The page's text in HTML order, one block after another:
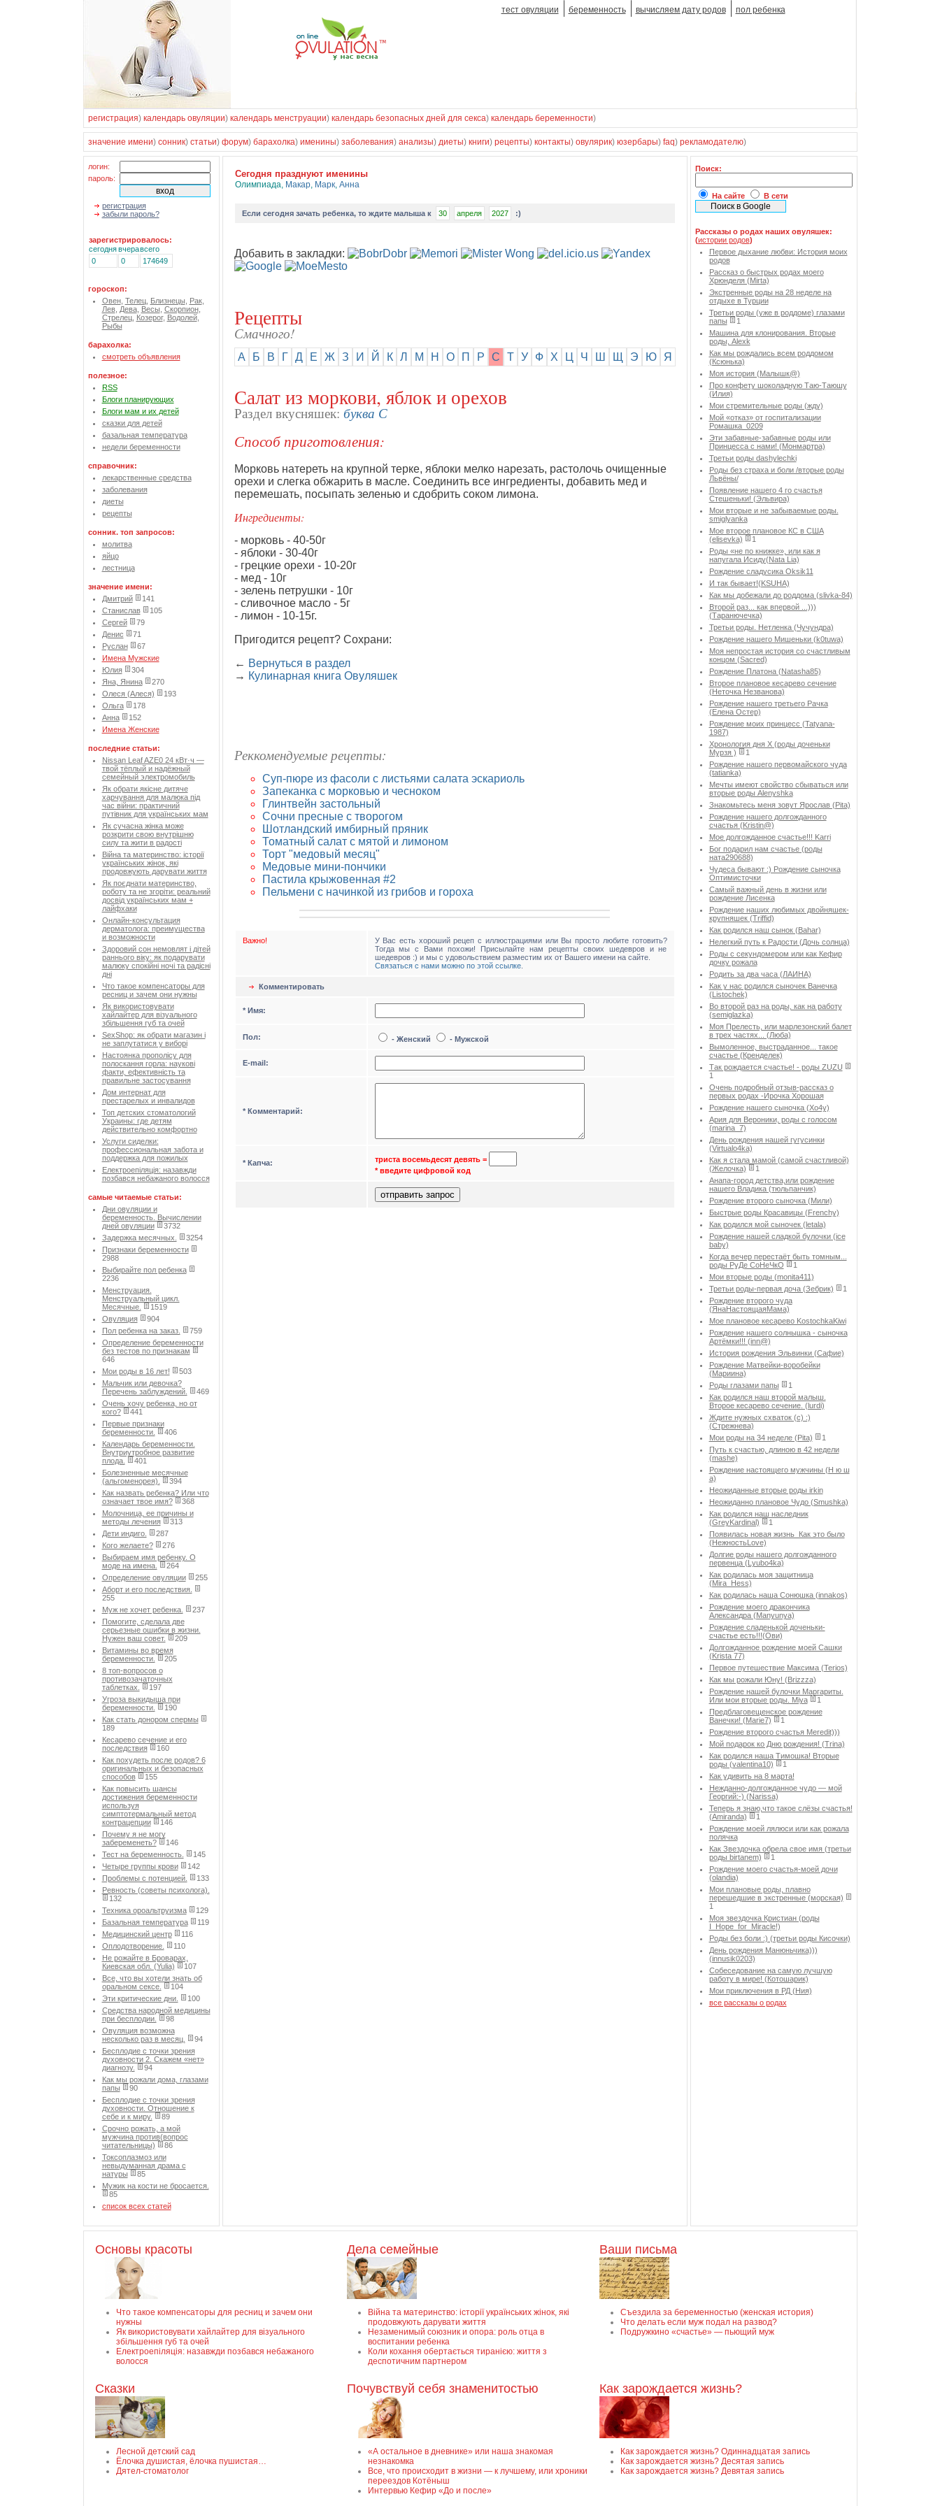
тест овуляции беременность вычисляем дату родов пол ребенка
регистрация) календарь овуляции) календарь менструации) календарь безопасных дней для секса) календарь беременности)
значение имени) сонник) статьи) форум) барахолка) именины) заболевания) анализы) диеты) книги) рецепты) контакты) овулярик) юзербары) faq) рекламодателю)
логин:
пароль:
регистрация
забыли пароль?
зарегистрировалось:
сегодня вчеравсего
0
0 174649
гороскоп:
Овен, Телец, Близнецы Рак,
Лев, Дева, Весы Скорпион,
Стрелец, Козерог, Водолей,
Рыбы
барахолка:
смотреть объявления
полезное:
RSS
Блоги планирующих
Блоги мам и их детей
сказки для детей
базальная температура
недели беременности
справочник:
лекарственные средства
заболевания
диеты
рецепты
сонник. топ запросов:
молитва
яйцо
лестница
значение имени:
Дмитрий
141
Станислав
105
Сергей
79
Денис
71
Руслан
67
Имена Мужские
Юлия
304
Яна, Янина
270
Олеся (Алеся)
193
Ольга
178
Анна
152
Имена Женские
последние статьи:
Nissan Leaf AZE0 24 кВт·ч —
твой тёплый и надёжный
семейный электромобиль
Як обрати якісне дитяче
харчування для малюка під
час війни: практичний
путівник для українських мам
Як сучасна жінка може
розкрити свою внутрішню
силу та жити в радості
Війна та материнство: історії
українських жінок, які
продовжують дарувати життя
Як поєднати материнство,
роботу та не згоріти: реальний
досвід українських мам +
лайфхаки
Онлайн-консультация
дерматолога: преимущества
и возможности
Здоровий сон немовлят і дітей
раннього віку: як подарувати
малюку спокійні ночі та радісні
дні
Что такое компенсаторы для
ресниц и зачем они нужны
Як використовувати
хайлайтер для візуального
збільшення губ та очей
SexShop: як обрати магазин і
не заплутатися у виборі
Настоянка прополісу для
полоскання горла: наукові
факти, ефективність та
правильне застосування
Дом интернат для
престарелых и инвалидов
Топ детских стоматологий
Украины: где детям
действительно комфортно
Услуги сиделки:
профессиональная забота и
поддержка для пожилых
Електроепіляція: назавжди
позбався небажаного волосся
самые читаемые статьи:
Дни овуляции и
беременность. Вычислении
дней овуляции
3732
Задержка месячных.
3254
Признаки беременности
2988
Выбирайте пол ребенка
2236
Менструация.
Менструальный цикл.
Месячные.
1519
Овуляция
904
Пол ребенка на заказ.
759
Определение беременности
без тестов по признакам
646
Мои роды в 16 лет!
503
Мальчик или девочка?
Перечень заблуждений.
469
Очень хочу ребенка, но от
кого?
441
Первые признаки
беременности.
406
Календарь беременности.
Внутриутробное развитие
плода.
401
Болезненные месячные
(альгоменорея).
394
Как назвать ребенка? Или что
означает твое имя?
368
Молочница, ее причины и
методы лечения
313
Дети индиго.
287
Кого желаете?
276
Выбираем имя ребенку. О
моде на имена.
264
Определение овуляции
255
Аборт и его последствия.
255
Муж не хочет ребенка.
237
Помогите, сделала две
серьезные ошибки в жизни.
Нужен ваш совет.
209
Витамины во время
беременности.
205
8 топ-вопросов о
противозачаточных
таблетках.
197
Угроза выкидыша при
беременности.
190
Как стать донором спермы
189
Кесарево сечение и его
последствия
160
Как похудеть после родов? 6
оригинальных и безопасных
способов
155
Как повысить шансы
достижения беременности
используя
симптотермальный метод
контрацепции
146
Почему я не могу
забеременеть?
146
Тест на беременность.
145
Четыре группы крови
142
Проблемы с потенцией.
133
Ревность (советы психолога).
132
Техника ороальтруизма
129
Базальная температура
119
Медицинский центр
116
Оплодотворение.
110
Не рожайте в Броварах,
Киевская обл. (Yulia)
107
Все, что вы хотели знать об
оральном сексе.
104
Эти критические дни.
100
Средства народной медицины
при бесплодии.
98
Овуляция возможна
несколько раз в месяц.
94
Бесплодие с точки зрения
духовности 2. Скажем «нет»
диагнозу.
94
Как мы рожали дома, глазами
папы
90
Бесплодие с точки зрения
духовности. Отношение к
себе и к миру.
89
Срочно рожать, а мой
мужчина против(вопрос
читательницы)
86
Токсоплазмоз или
невыдуманная драма с
натуры
85
Мужик на кости не бросается.
85
список всех статей
Cегодня празднуют именины
Олимпиада, Макар, Марк, Анна
Если сегодня зачать ребенка, то ждите малыша к 30 апреля 2027 :)
Добавить в закладки:
Рецепты
Смачного!
А Б В Г Д Е Ж З И Й К Л М Н О П Р С Т У Ф Х Ц Ч Ш Щ Э Ю Я
Салат из моркови, яблок и орехов
Раздел вкусняшек: буква С
Способ приготовления:
Морковь натереть на крупной терке, яблоки мелко нарезать, растолочь очищенные
орехи и слегка обжарить в масле. Соединить все ингредиенты, добавить мед и
перемешать, посыпать зеленью и сдобрить соком лимона.
Ингредиенты:
- морковь - 40-50г
- яблоки - 30-40г
- грецкие орехи - 10-20г
- мед - 10г
- зелень петрушки - 10г
- сливочное масло - 5г
- лимон - 10-15г.
Пригодится рецепт? Сохрани:
← Вернуться в раздел
→ Кулинарная книга Овуляшек
Реккомендуемые рецепты:
Суп-пюре из фасоли с листьями салата эскариоль
Запеканка с морковью и чесноком
Глинтвейн застольный
Сочни пресные с творогом
Шотландский имбирный пряник
Томатный салат с мятой и лимоном
Торт "медовый месяц"
Медовые мини-пончики
Пастила крыжовенная #2
Пельмени с начинкой из грибов и гороха
Важно!
У Вас есть хороший рецеп с иллюстрациями или Вы просто любите готовить?
Тогда мы с Вами похожи! Присылайте нам рецепты своих шедевров и не
шедевров :) и мы с удовольствием разместим их от Вашего имени на сайте.
Связаться с нами можно по этой ссылке.
Комментировать
* Имя:
Пол: - Женский - Мужской
Е-mail:
* Комментарий:
* Капча: триста восемьдесят девять=
* введите цифровой код
Поиск:
На сайте В сети
Рассказы о родах наших овуляшек:
(истории родов)
Первое дыхание любви: История моих
родов
Рассказ о быстрых родах моего
Хрюнделя (Mirta)
Экстренные роды на 28 неделе на
отдыхе в Турции
Третьи роды (уже в роддоме) глазами
папы
1
Машина для клонирования. Вторые
роды, Alexk
Как мы рождались всем роддомом
(Ксюнька)
Моя история (Малышк@)
Про конфету шоколадную Таю-Таюшу
(Илия)
Мои стремительные роды (жду)
Мой «отказ» от госпитализации
Ромашка_0209
Эти забавные-забавные роды или
Принцесса с нами! (Монмартра)
Третьи роды dashylechki
Роды без страха и боли /вторые роды
Львёны/
Появление нашего 4 го счастья
Стешеньки! (Эльвира)
Мои вторые и не забываемые роды.
smiglyanka
Мое второе плановое КС в США
(elisevka)
1
Роды «не по книжке», или как я
напугала Исиду(Nata Lia)
Рождение сладусика Oksik11
И так бывает!(KSUHA)
Как мы добежали до роддома (slivka-84)
Второй раз... как впервой ...)))
(Таранючечка)
Третьи роды. Нетленка (Чучундра)
Рождение нашего Мишеньки (k0tuwa)
Моя непростая история со счастливым
концом (Sacred)
Рождение Платона (Natasha85)
Второе плановое кесарево сечение
(Неточка Незванова)
Рождение нашего третьего Рачка
(Елена Остер)
Рождение моих принцесс (Tatyana-
1987)
Хронология дня Х (роды доченьки
Мурзя )
1
Рождение нашего первомайского чуда
(tatianka)
Мечты имеют свойство сбываться или
вторые роды Аlenyshka
Знакомьтесь меня зовут Ярослав (Pita)
Рождение нашего долгожданного
счастья (Kristin@)
Мое долгожданное счастье!!! Karri
Бог подарил нам счастье (роды
ната290688)
Чудеса бывают :) Рождение сыночка
Оптимисточки
Cамый важный день в жизни или
рождение Лисенка
Рождение наших любимых двойняшек-
крупняшек (Triffid)
Как родился наш сынок (Bahar)
Нелегкий путь к Радости (Дочь солнца)
Роды с секундомером или как Кефир
дочку рожала
Родить за два часа (ЛАИНА)
Как у нас родился сыночек Ванечка
(Listochek)
Во второй раз на роды, как на работу
(semiglazka)
Моя Прелесть, или марлезонский балет
в трех частях... (Люба)
Вымоленное, выстраданное... такое
счастье (Кренделек)
Так рождается счастье! - роды ZUZU
1
Очень подробный отзыв-рассказ о
первых родах -Ирочка Хорошая
Рождение нашего сыночка (Хо4у)
Ария для Вероники, роды с голосом
(marina_7)
День рождения нашей гугусинки
(Virtualo4ka)
Как я стала мамой (самой счастливой)
(Желочка)
1
Анапа-город детства,или рождение
нашего Владика (тюльпанчик)
Рождение второго сыночка (Мили)
Быстрые роды Красавицы (Frenchy)
Как родился мой сыночек (letala)
Рождение нашей сладкой булочки (ice
baby)
Когда вечер перестаёт быть томным...
роды РуДе СоНеЧкО
1
Мои вторые роды (monita411)
Третьи роды-первая доча (Зебрик)
1
Рождение второго чуда
(ЯнаНастоящаяМама)
Мое плановое кесарево KostochkaKiwi
Рождение нашего солнышка - сыночка
Артёмки!!! (inn@)
История рождения Эльвинки (Сафие)
Рождение Матвейки-воробейки
(Мариина)
Роды глазами папы
1
Как родился наш второй малыш.
Второе кесарево сечение. (lurdi)
Ждите нужных схваток (с) :)
(Стрежнева)
Мои роды на 34 неделе (Pita)
1
Путь к счастью, длиною в 42 недели
(mashe)
Рождение настоящего мужчины (Н ю ш
а)
Неожиданные вторые роды irkin
Неожиданно плановое Чудо (Smushka)
Как родился наш наследник
(GreyKardinal)
1
Появилась новая жизнь_Как это было
(НежностьLove)
Долгие роды нашего долгожданного
первенца (Lyubo4ka)
Как родилась моя защитница
(Mira_Hess)
Как родилась наша Сонюшка (innakos)
Рождение моего дракончика
Александра (Manyunya)
Рождение сладенькой доченьки-
счастье есть!!!(Ови)
Долгожданное рождение моей Сашки
(Krista 77)
Первое путешествие Максима (Terios)
Как мы рожали Юну! (Brizzza)
Рождение нашей булочки Маргариты.
Или мои вторые роды. Miya
1
Предблаговещенское рождение
Ванечки! (Marie7)
1
Рождение второго счастья Meredit)))
Мой подарок ко Дню рождения! (Trina)
Как родился наша Тимошка! Вторые
роды (valentina10)
1
Как удивить на 8 марта!
Нежданно-долгожданное чудо — мой
Георгий:-) (Narissa)
Теперь я знаю,что такое слёзы счастья!
(Amiranda)
1
Рождение моей лялюси или как рожала
полячка
Как Звездочка обрела свое имя (третьи
роды birtanem)
1
Рождение моего счастья-моей дочи
(olandia)
Мои плановые роды, плавно
перешедшие в экстренные (морская)
1
Моя звездочка Кристиан (роды
I_Hope_for_Miracle!)
Роды без боли :) (третьи роды Кисочки)
День рождения Манюньчика)))
(innusik0203)
Собеседование на самую лучшую
работу в мире! (Котошарик)
Мои приключения в РД (Ния)
все рассказы о родах
Основы красоты
Что такое компенсаторы для ресниц и зачем они
нужны
Як використовувати хайлайтер для візуального
збільшення губ та очей
Електроепіляція: назавжди позбався небажаного
волосся
Дела семейные
Війна та материнство: історії українських жінок, які
продовжують дарувати життя
Незаменимый союзник и опора: роль отца в
воспитании ребенка
Коли кохання обертається тиранією: життя з
деспотичним партнером
Ваши письма
Съездила за беременностью (женская история)
Что делать если муж подал на развод?
Подружкино «счастье» — пьющий муж
Сказки
Лесной детский сад
Ёлочка душистая, ёлочка пушистая…
Дятел-стоматолог
Почувствуй себя знаменитостью
«А остальное в дневнике» или наша знакомая
незнакомка
Все, что происходит в жизни — к лучшему, или хроники
переездов Котёныш
Интервью Кефир «До и после»
Как зарождается жизнь?
Как зарождается жизнь? Одиннадцатая запись
Как зарождается жизнь? Десятая запись
Как зарождается жизнь? Девятая запись